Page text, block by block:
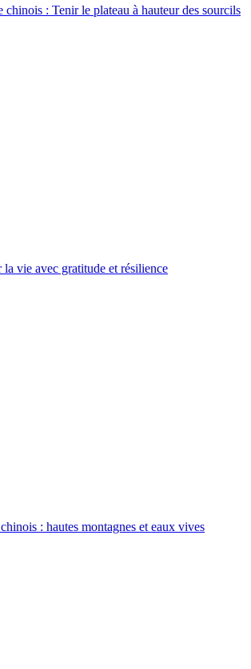
chinois : Tenir le plateau à hauteur des sourcils
la vie avec gratitude et résilience
: hautes montagnes et eaux vives